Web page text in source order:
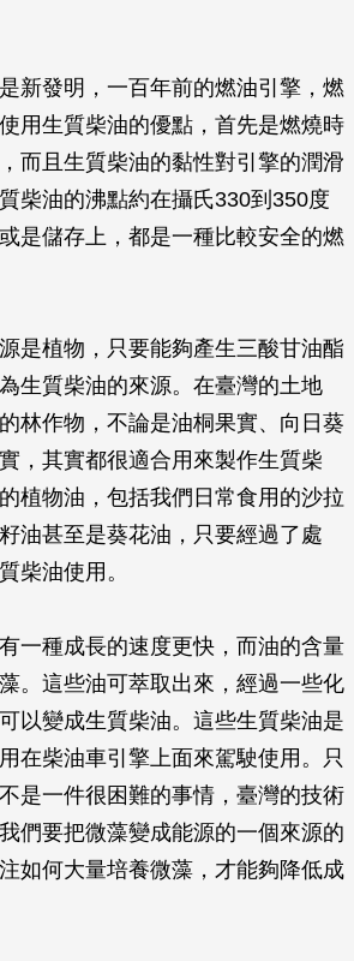
新發明，一百年前的燃油引擎，燃
用生質柴油的優點，首先是燃燒時
而且生質柴油的黏性對引擎的潤滑
柴油的沸點約在攝氏330到350度
是儲存上，都是一種比較安全的燃
是植物，只要能夠產生三酸甘油酯
生質柴油的來源。在臺灣的土地
林作物，不論是油桐果實、向日葵
，其實都很適合用來製作生質柴
植物油，包括我們日常食用的沙拉
油甚至是葵花油，只要經過了處
柴油使用。
一種成長的速度更快，而油的含量
。這些油可萃取出來，經過一些化
以變成生質柴油。這些生質柴油是
在柴油車引擎上面來駕駛使用。只
是一件很困難的事情，臺灣的技術
們要把微藻變成能源的一個來源的
如何大量培養微藻，才能夠降低成